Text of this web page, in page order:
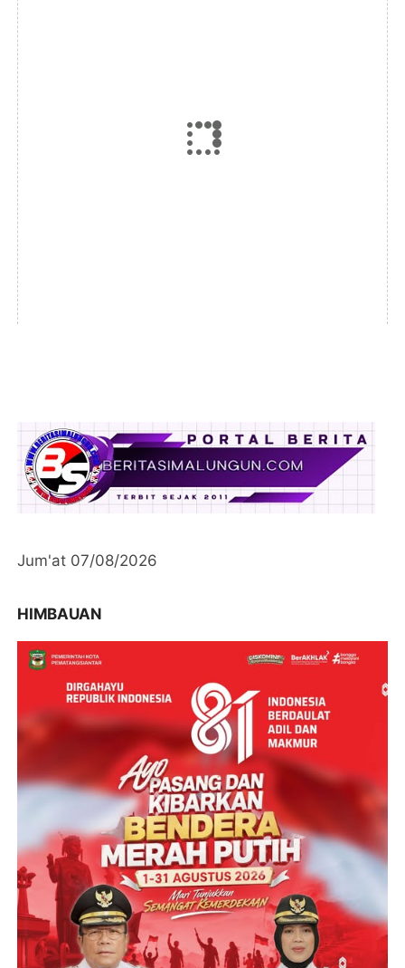
Jum'at 07/08/2026
HIMBAUAN